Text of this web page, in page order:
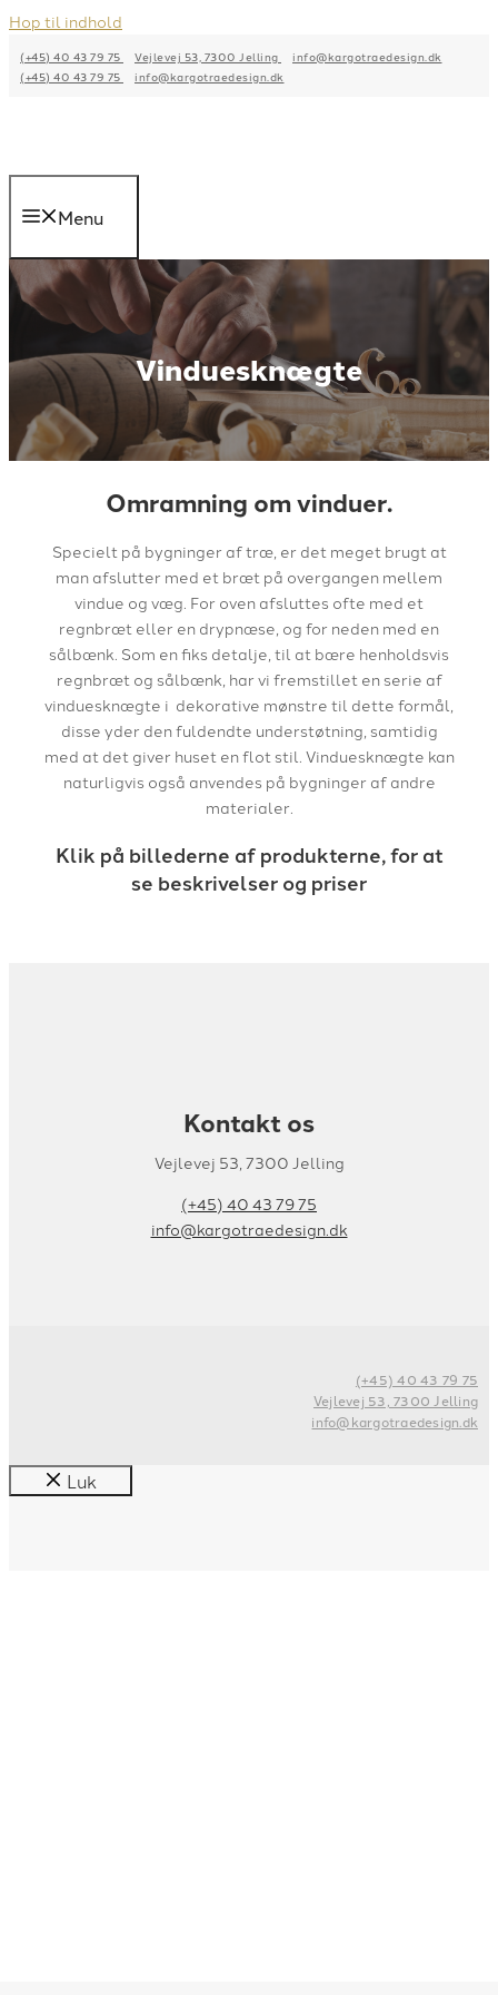
Hop til indhold
(+45) 40 43 79 75 Vejlevej 53, 7300 Jelling
info@kargotraedesign.dk
(+45) 40 43 79 75
info@kargotraedesign.dk
Menu
Vinduesknægte
Omramning om vinduer.
Specielt på bygninger af træ, er det meget brugt at
man afslutter med et bræt på overgangen mellem
vindue og væg. For oven afsluttes ofte med et
regnbræt eller en drypnæse, og for neden med en
sålbænk. Som en fiks detalje, til at bære henholdsvis
regnbræt og sålbænk, har vi fremstillet en serie af
vinduesknægte i dekorative mønstre til dette formål,
disse yder den fuldendte understøtning, samtidig
med at det giver huset en flot stil. Vinduesknægte kan
naturligvis også anvendes på bygninger af andre
materialer.
Klik på billederne af produkterne, for at
se beskrivelser og priser
Kontakt os
Vejlevej 53, 7300 Jelling
(+45) 40 43 79 75
info@kargotraedesign.dk
(+45) 40 43 79 75
Vejlevej 53, 7300 Jelling
info@kargotraedesign.dk
Luk